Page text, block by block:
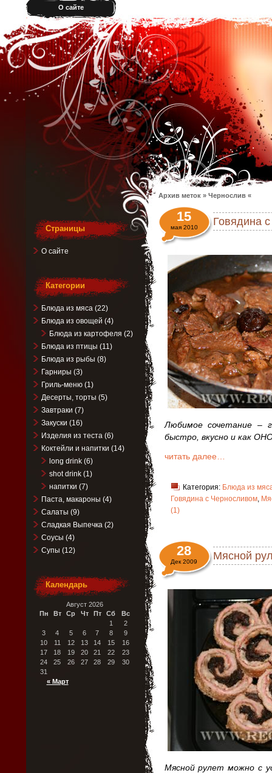
О сайте
Архив меток » Чернослив «
Говядина
15
мая 2010
Любимое сочетание –
быстро, вкусно и как
читать далее…
Категория: Блюда из
Говядина с Черносливом,
(1)
Мясной
28
Дек 2009
Мясной рулет можно с
Страницы
О сайте
Категории
Блюда из мяса(22)
Блюда из овощей (4)
Блюда из картофеля (2)
Блюда из птицы (11)
Блюда из рыбы (8)
Гарниры (3)
Гриль-меню(1)
Десерты, торты (5)
Завтраки (7)
Закуски (16)
Изделия из теста(6)
Коктейли и напитки (14)
long drink(6)
shot drink(1)
напитки (7)
Паста, макароны (4)
Салаты (9)
Сладкая Выпечка(2)
Соусы (4)
Супы (12)
Календарь
Август 2026
Пн
Вт Ср Чт Пт Сб Вс
« Март
1
2
3
4 5 6 7 8
9
10
11 12 13 14 15
16
17
18 19 20 21 22
23
24
25 26 27 28 29
30
31